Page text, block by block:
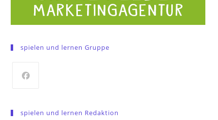
spielen und lernen Gruppe
spielen und lernen Redaktion